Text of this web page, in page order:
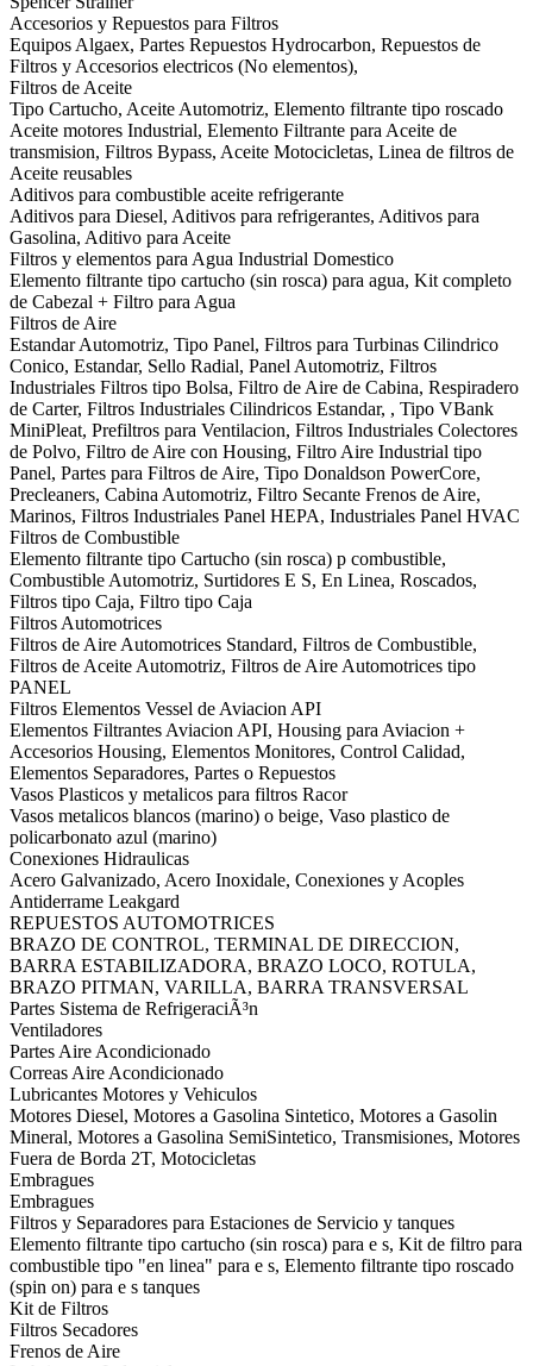
Accesorios y Repuestos para Filtros
Equipos Algaex, Partes Repuestos Hydrocarbon, Repuestos de
Filtros y Accesorios electricos (No elementos),
Filtros de Aceite
Tipo Cartucho, Aceite Automotriz, Elemento filtrante tipo roscado
Aceite motores Industrial, Elemento Filtrante para Aceite de
transmision, Filtros Bypass, Aceite Motocicletas, Linea de filtros de
Aceite reusables
Aditivos para combustible aceite refrigerante
Aditivos para Diesel, Aditivos para refrigerantes, Aditivos para
Gasolina, Aditivo para Aceite
Filtros y elementos para Agua Industrial Domestico
Elemento filtrante tipo cartucho (sin rosca) para agua, Kit completo
de Cabezal + Filtro para Agua
Filtros de Aire
Estandar Automotriz, Tipo Panel, Filtros para Turbinas Cilindrico
Conico, Estandar, Sello Radial, Panel Automotriz, Filtros
Industriales Filtros tipo Bolsa, Filtro de Aire de Cabina, Respiradero
de Carter, Filtros Industriales Cilindricos Estandar, , Tipo VBank
MiniPleat, Prefiltros para Ventilacion, Filtros Industriales Colectores
de Polvo, Filtro de Aire con Housing, Filtro Aire Industrial tipo
Panel, Partes para Filtros de Aire, Tipo Donaldson PowerCore,
Precleaners, Cabina Automotriz, Filtro Secante Frenos de Aire,
Marinos, Filtros Industriales Panel HEPA, Industriales Panel HVAC
Filtros de Combustible
Elemento filtrante tipo Cartucho (sin rosca) p combustible,
Combustible Automotriz, Surtidores E S, En Linea, Roscados,
Filtros tipo Caja, Filtro tipo Caja
Filtros Automotrices
Filtros de Aire Automotrices Standard, Filtros de Combustible,
Filtros de Aceite Automotriz, Filtros de Aire Automotrices tipo
PANEL
Filtros Elementos Vessel de Aviacion API
Elementos Filtrantes Aviacion API, Housing para Aviacion +
Accesorios Housing, Elementos Monitores, Control Calidad,
Elementos Separadores, Partes o Repuestos
Vasos Plasticos y metalicos para filtros Racor
Vasos metalicos blancos (marino) o beige, Vaso plastico de
policarbonato azul (marino)
Conexiones Hidraulicas
Acero Galvanizado, Acero Inoxidale, Conexiones y Acoples
Antiderrame Leakgard
REPUESTOS AUTOMOTRICES
BRAZO DE CONTROL, TERMINAL DE DIRECCION,
BARRA ESTABILIZADORA, BRAZO LOCO, ROTULA,
BRAZO PITMAN, VARILLA, BARRA TRANSVERSAL
Partes Sistema de RefrigeraciÃ³n
Ventiladores
Partes Aire Acondicionado
Correas Aire Acondicionado
Lubricantes Motores y Vehiculos
Motores Diesel, Motores a Gasolina Sintetico, Motores a Gasolin
Mineral, Motores a Gasolina SemiSintetico, Transmisiones, Motores
Fuera de Borda 2T, Motocicletas
Embragues
Embragues
Filtros y Separadores para Estaciones de Servicio y tanques
Elemento filtrante tipo cartucho (sin rosca) para e s, Kit de filtro para
combustible tipo "en linea" para e s, Elemento filtrante tipo roscado
(spin on) para e s tanques
Kit de Filtros
Filtros Secadores
Frenos de Aire